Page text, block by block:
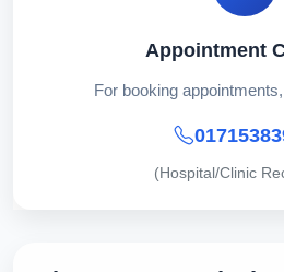
Appointment
For booking
(Hospital/Clinic